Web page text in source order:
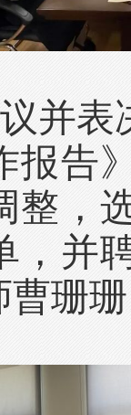
并
报告
整，
，并
珊